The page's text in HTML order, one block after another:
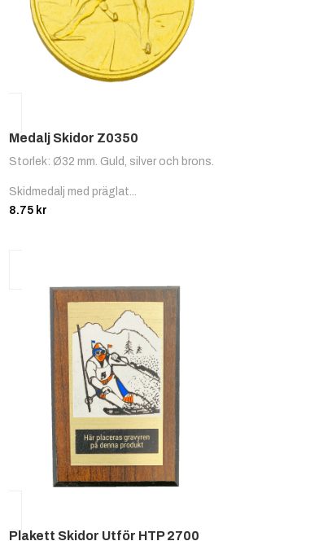
Medalj Skidor Z0350
Storlek: Ø32 mm. Guld, silver och brons.
Skidmedalj med präglat...
8.75 kr
Plakett Skidor Utför HTP 2700